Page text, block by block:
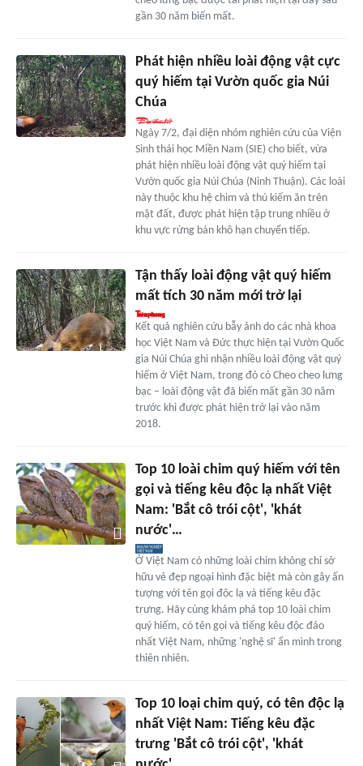
gần 30 năm biến mất.
Phát hiện nhiều loài động vật cực
quý hiếm tại Vườn quốc gia Núi
Chúa
Ngày 7/2, đại diện nhóm nghiên cứu của Viện
Sinh thái học Miền Nam (SIE) cho biết, vừa
phát hiện nhiều loài động vật quý hiếm tại
Vườn quốc gia Núi Chúa (Ninh Thuận). Các loài
này thuộc khu hệ chim và thú kiếm ăn trên
mặt đất, được phát hiện tập trung nhiều ở
khu vực rừng bán khô hạn chuyển tiếp.
Tận thấy loài động vật quý hiếm
mất tích 30 năm mới trở lại
Kết quả nghiên cứu bẫy ảnh do các nhà khoa
học Việt Nam và Đức thực hiện tại Vườn Quốc
gia Núi Chúa ghi nhận nhiều loài động vật quý
hiếm ở Việt Nam, trong đó có Cheo cheo lưng
bạc – loài động vật đã biến mất gần 30 năm
trước khi được phát hiện trở lại vào năm
2018.
Top 10 loài chim quý hiếm với tên
gọi và tiếng kêu độc lạ nhất Việt
Nam: 'Bắt cô trói cột', 'khát
nước'…
Ở Việt Nam có những loài chim không chỉ sở
hữu vẻ đẹp ngoại hình đặc biệt mà còn gây ấn
tượng với tên gọi độc lạ và tiếng kêu đặc
trưng. Hãy cùng khám phá top 10 loài chim
quý hiếm, có tên gọi và tiếng kêu độc đáo
nhất Việt Nam, những 'nghệ sĩ' ẩn mình trong
thiên nhiên.
Top 10 loại chim quý, có tên độc lạ
nhất Việt Nam: Tiếng kêu đặc
trưng 'Bắt cô trói cột', 'khát